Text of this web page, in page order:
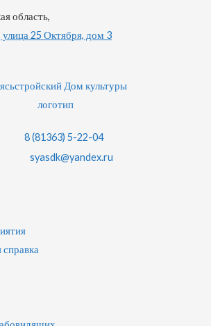
область,
улица 25 Октября, дом 3
8 (81363) 5-22-04
syasdk@yandex.ru